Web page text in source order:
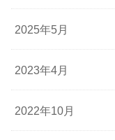
2025年5月
2023年4月
2022年10月